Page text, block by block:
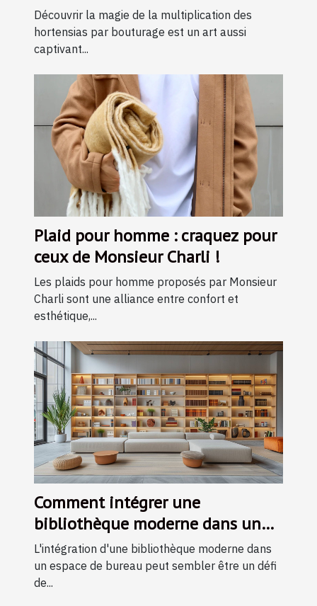
bouturage
Découvrir la magie de la multiplication des
hortensias par bouturage est un art aussi
captivant...
Plaid pour homme : craquez pour
ceux de Monsieur Charli !
Les plaids pour homme proposés par Monsieur
Charli sont une alliance entre confort et
esthétique,...
Comment intégrer une
bibliothèque moderne dans un
espace de bureau restreint
L'intégration d'une bibliothèque moderne dans
un espace de bureau peut sembler être un défi
de...